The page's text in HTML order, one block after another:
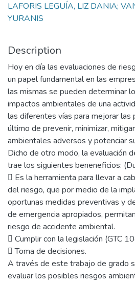
LAFORIS LEGUÍA, LIZ DANIA;
YURANIS
Description
Hoy en día las evaluaciones de
un papel fundamental en las
las mismas se pueden determinar
impactos ambientales de una
las diferentes vías para mejorar las
último de prevenir, minimizar,
ambientales adversos y potenciar
Dicho de otro modo, la evaluación
trae los siguientes beneneficios:
 Es la herramienta para llevar a
del riesgo, que por medio de la
oportunas medidas preventivas y
de emergencia apropiados,
riesgo de accidente ambiental.
 Cumplir con la legislación (GTC
 Toma de decisiones.
A través de este trabajo de grado
evaluar los posibles riesgos